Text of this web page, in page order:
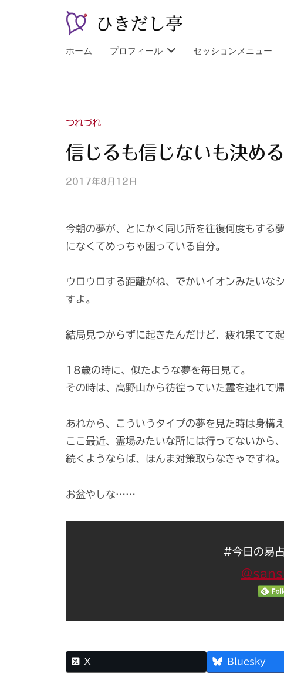
ひ
亭
漫
紫
ホーム プロフィール セッションメニュー
つれづれ
信じるも信じないも決め
2017年8月12日
紫
s
n
今朝の夢が、とにかく同じ所を往復何度もする
になくてめっちゃ困っている自分。
ウロウロする距離がね、でかいイオンみたいな
すよ。
結局見つからずに起きたんだけど、疲れ果てて
18歳の時に、似たような夢を毎日見て。
その時は、高野山から彷徨っていた霊を連れて
あれから、こういうタイプの夢を見た時は身構
ここ最近、霊場みたいな所には行ってないから
続くようならば、ほんま対策取らなきゃですね。
お盆やしな……
#今日の易
X Bluesky
し
亭